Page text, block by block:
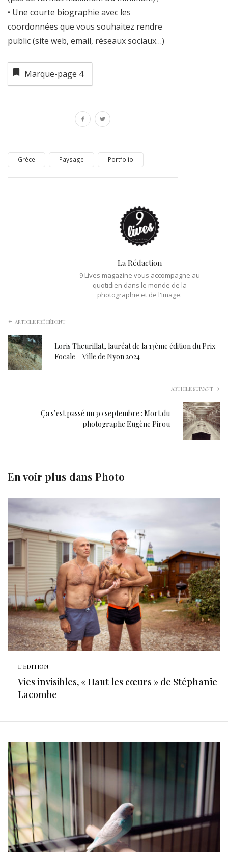
• Une courte biographie avec les
coordonnées que vous souhaitez rendre
public (site web, email, réseaux sociaux…)
Marque-page 4
Grèce Paysage Portfolio
La Rédaction
9 Lives magazine vous accompagne au
quotidien dans le monde de la
photographie et de l'Image.
ARTICLE PRÉCÉDENT
Loris Theurillat, lauréat de la 13ème édition du Prix
Focale – Ville de Nyon 2024
ARTICLE SUIVANT
Ça s’est passé un 30 septembre : Mort du
photographe Eugène Pirou
En voir plus dans Photo
L'EDITION
Vies invisibles, « Haut les cœurs » de Stéphanie
Lacombe